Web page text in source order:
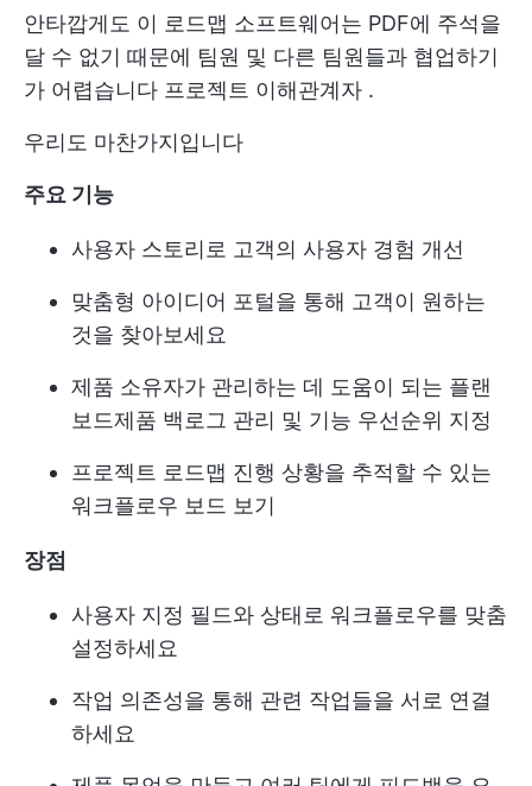
안타깝게도 이 로드맵 소프트웨어는 PDF에 주석을
달 수 없기 때문에 팀원 및 다른 팀원들과 협업하기
가 어렵습니다 프로젝트 이해관계자 .
우리도 마찬가지입니다
주요 기능
사용자 스토리로 고객의 사용자 경험 개선
맞춤형 아이디어 포털을 통해 고객이 원하는
것을 찾아보세요
제품 소유자가 관리하는 데 도움이 되는 플랜
보드제품 백로그 관리 및 기능 우선순위 지정
프로젝트 로드맵 진행 상황을 추적할 수 있는
워크플로우 보드 보기
장점
사용자 지정 필드와 상태로 워크플로우를 맞춤
설정하세요
작업 의존성을 통해 관련 작업들을 서로 연결
하세요